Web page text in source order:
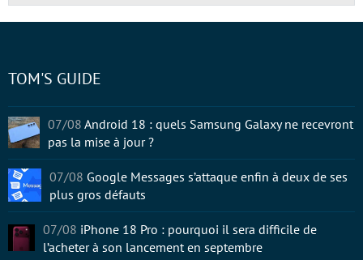
TOM'S GUIDE
07/08 Android 18 : quels Samsung Galaxy ne recevront
pas la mise à jour ?
07/08 Google Messages s’attaque enfin à deux de ses
plus gros défauts
07/08 iPhone 18 Pro : pourquoi il sera difficile de
l’acheter à son lancement en septembre